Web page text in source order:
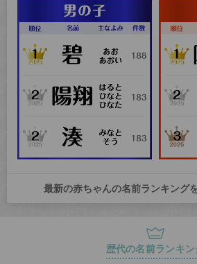
最新の赤ちゃんの名前ランキング
歴代の名前ランキ